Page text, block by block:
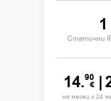
1
Статични
14.90
€ |
на месец с 24